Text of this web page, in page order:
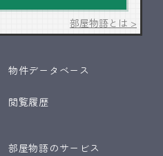
部屋物語とは >
物件データベース
閲覧履歴
部屋物語のサービス